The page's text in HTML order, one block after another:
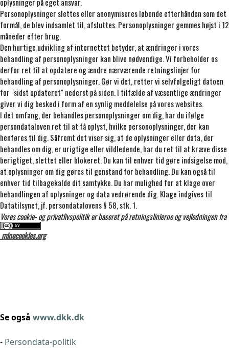
Personoplysninger slettes eller anonymiseres løbende efterhånden som det
formål, de blev indsamlet til, afsluttes. Personoplysninger gemmes højst i 12
måneder efter brug.
Den hurtige udvikling af internettet betyder, at ændringer i vores
behandling af personoplysninger kan blive nødvendige. Vi forbeholder os
derfor ret til at opdatere og ændre nærværende retningslinjer for
behandling af personoplysninger. Gør vi det, retter vi selvfølgeligt datoen
for "sidst opdateret" nederst på siden. I tilfælde af væsentlige ændringer
giver vi dig besked i form af en synlig meddelelse på vores websites.
I det omfang, der behandles personoplysninger om dig, har du ifølge
persondataloven ret til at få oplyst, hvilke personoplysninger, der kan
henføres til dig. Såfremt det viser sig, at de oplysninger eller data, der
behandles om dig, er urigtige eller vildledende, har du ret til at kræve disse
berigtiget, slettet eller blokeret. Du kan til enhver tid gøre indsigelse mod,
at oplysninger om dig gøres til genstand for behandling. Du kan også til
enhver tid tilbagekalde dit samtykke. Du har mulighed for at klage over
behandlingen af oplysninger og data vedrørende dig. Klage indgives til
Datatilsynet, jf. persondatalovens § 58, stk. 1.
Vores cookie- og privatlivspolitik er baseret på retningslinierne og vejledningen fra
minecookies.org
Se også www.dkk.dk
- Persondata-politik